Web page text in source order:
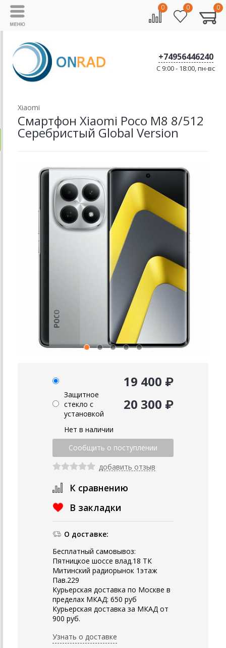
0 0 0
+74956446240
C 9:00 - 18:00, пн-вс
Xiaomi
Смартфон Xiaomi Poco M8 8/512
Серебристый Global Version
19 400 ₽
Защитное
стекло с
установкой
20 300 ₽
Нет в наличии
добавить отзыв
К сравнению
В закладки
О доставке:
Бесплатный самовывоз:
Пятницкое шоссе влад.18 ТК
Митинский радиорынок 1этаж
Пав.229
Курьерская доставка по Москве в
пределах МКАД: 650 руб
Курьерская доставка за МКАД от
900 руб.
Узнать о доставке